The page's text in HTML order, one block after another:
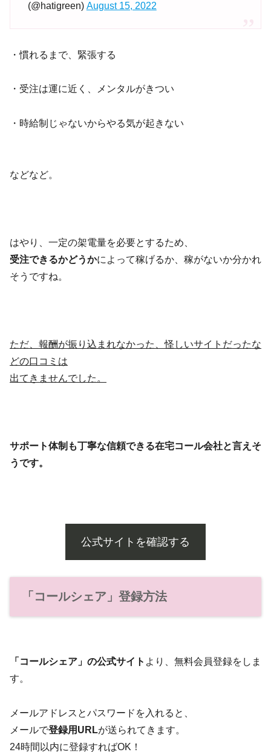
(@hatigreen) August 15, 2022
・慣れるまで、緊張する
・受注は運に近く、メンタルがきつい
・時給制じゃないからやる気が起きない
などなど。
はやり、一定の架電量を必要とするため、
受注できるかどうかによって稼げるか、稼がないか分かれ
そうですね。
ただ、報酬が振り込まれなかった、怪しいサイトだったな
どの口コミは
出てきませんでした。
サポート体制も丁寧な信頼できる在宅コール会社と言えそ
うです。
公式サイトを確認する
「コールシェア」登録方法
「コールシェア」の公式サイト より、無料会員登録をしま
す。
メールアドレスとパスワードを入れると、
メールで登録用URLが送られてきます。
24時間以内に登録すればOK！